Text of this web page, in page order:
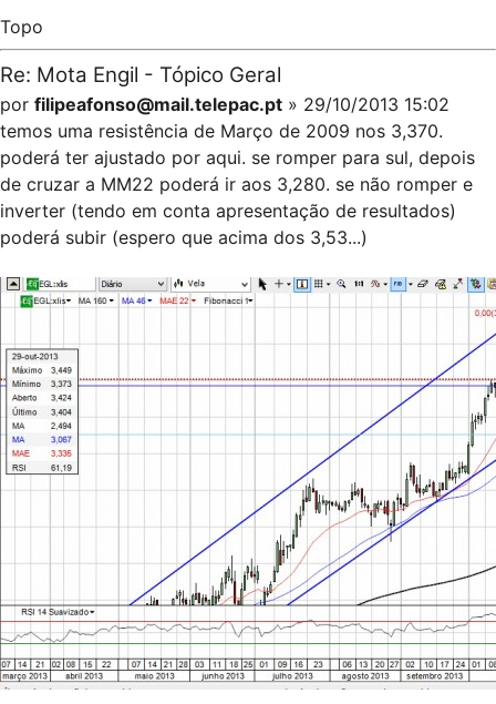
Topo
Re: Mota Engil - Tópico Geral
por filipeafonso@mail.telepac.pt » 29/10/2013 15:02
temos uma resistência de Março de 2009 nos 3,370.
poderá ter ajustado por aqui. se romper para sul, depois
de cruzar a MM22 poderá ir aos 3,280. se não romper e
inverter (tendo em conta apresentação de resultados)
poderá subir (espero que acima dos 3,53...)